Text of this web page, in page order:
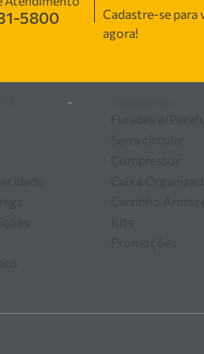
Contamos com uma
manutenção,
as melhores soluções
5800
Cadastre-se para
agora!
-